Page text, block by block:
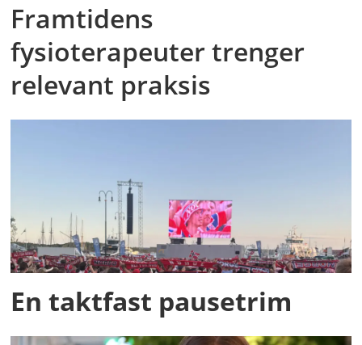
Framtidens
fysioterapeuter trenger
relevant praksis
En taktfast pausetrim